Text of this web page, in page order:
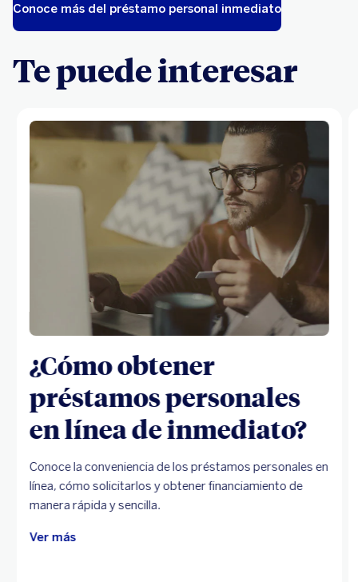
Conoce más del préstamo personal inmediato
Te puede interesar
¿Cómo obtener
préstamos personales
en línea de inmediato?
Conoce la conveniencia de los préstamos personales en
línea, cómo solicitarlos y obtener financiamiento de
manera rápida y sencilla.
Ver más